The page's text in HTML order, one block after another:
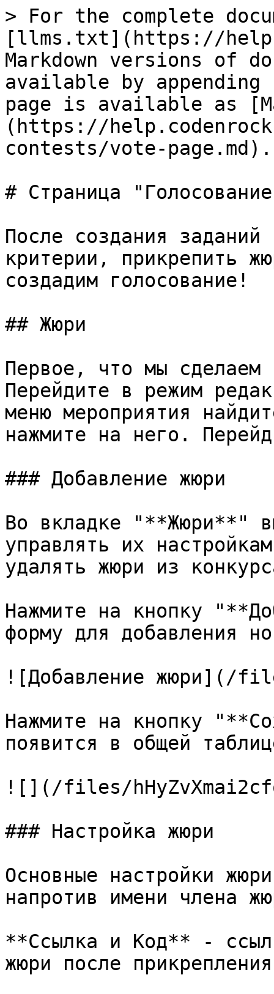
> For the complete
[llms.txt](https://
Markdown versions of
available by
page is available as
(https://
contests/vote-page.md).
# Страница
После создания
критерии, прикрепить
создадим голосование!
## Жюри
Первое, что мы
Перейдите в режим
меню мероприятия
нажмите на него.
### Добавление жюри
Во вкладке "**Жюри**"
управлять их
удалять жюри из
Нажмите на кнопку
форму для добавления
![Добавление жюри](/
Нажмите на кнопку
появится в общей
![](/files/
### Настройка жюри
Основные настройки
напротив имени члена
**Ссылка и Код** -
жюри после